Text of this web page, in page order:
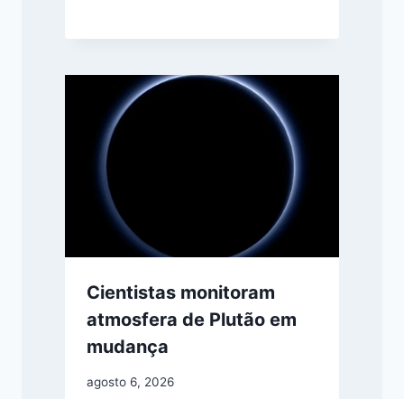
Cientistas monitoram
atmosfera de Plutão em
mudança
agosto 6, 2026